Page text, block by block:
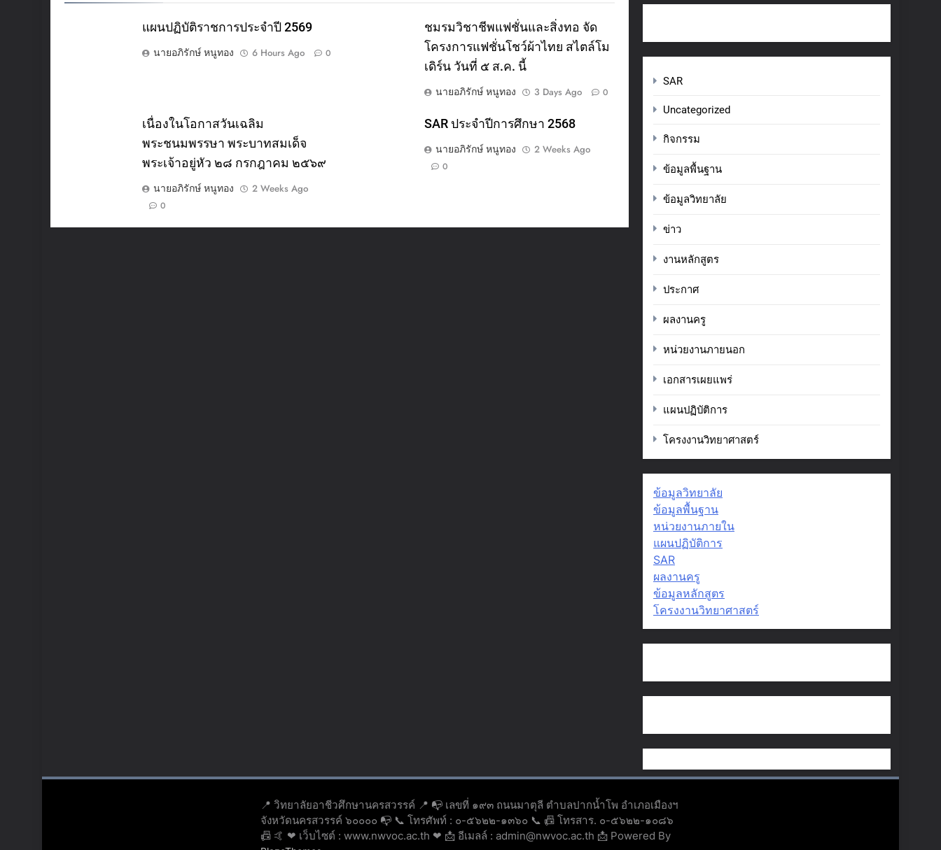
แผนปฏิบัติราชการประจำปี 2569
นายอภิรักษ์ หนูทอง
6 Hours Ago 0
ชมรมวิชาชีพแฟชั่นและสิ่งทอ จัด
โครงการแฟชั่นโชว์ผ้าไทย สไตล์โม
เดิร์น วันที่ ๕ ส.ค. นี้
นายอภิรักษ์ หนูทอง
3 Days Ago 0
เนื่องในโอกาสวันเฉลิม
พระชนมพรรษา พระบาทสมเด็จ
พระเจ้าอยู่หัว ๒๘ กรกฎาคม ๒๕๖๙
นายอภิรักษ์ หนูทอง
2 Weeks Ago
0
SAR ประจำปีการศึกษา 2568
นายอภิรักษ์ หนูทอง
2 Weeks Ago
0
SAR
Uncategorized
กิจกรรม
ข้อมูลพื้นฐาน
ข้อมูลวิทยาลัย
ข่าว
งานหลักสูตร
ประกาศ
ผลงานครู
หน่วยงานภายนอก
เอกสารเผยแพร่
แผนปฏิบัติการ
โครงงานวิทยาศาสตร์
ข้อมูลวิทยาลัย
ข้อมูลพื้นฐาน
หน่วยงานภายใน
แผนปฏิบัติการ
SAR
ผลงานครู
ข้อมูลหลักสูตร
โครงงานวิทยาศาสตร์
📍 วิทยาลัยอาชีวศึกษานครสวรรค์ 📍 📭 เลขที่ ๑๙๓ ถนนมาตุลี ตำบลปากน้ำโพ อำเภอเมืองฯ
จังหวัดนครสวรรค์ ๖๐๐๐๐ 📭 📞 โทรศัพท์ : ๐-๕๖๒๒-๑๓๖๐ 📞 📠 โทรสาร. ๐-๕๖๒๒-๑๐๘๖
📠 🤙 ❤ เว็บไซต์ : www.nwvoc.ac.th ❤ 📩 อีเมลล์ : admin@nwvoc.ac.th 📩 Powered By